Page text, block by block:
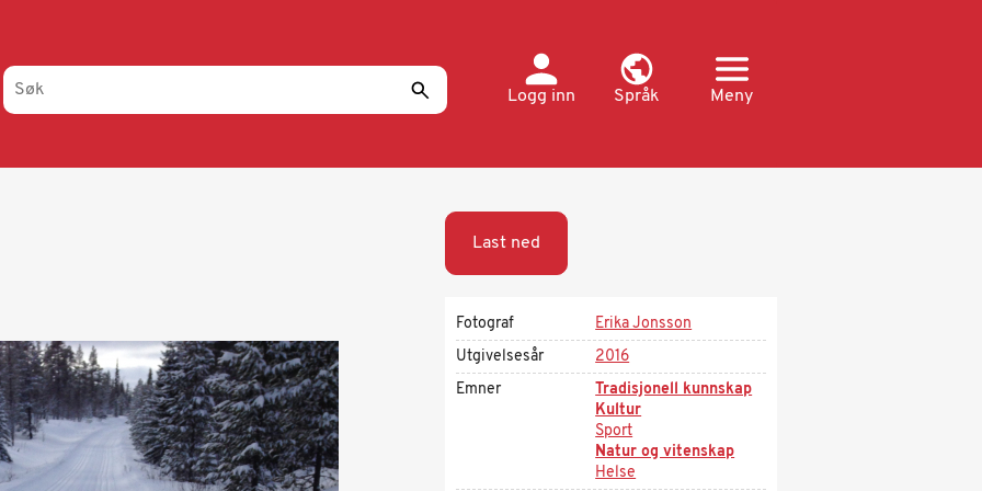
Logg inn
Språk Meny
Last ned
Fotograf
Erika Jonsson
Utgivelsesår
2016
Emner
Tradisjonell kunnskap
Kultur
Sport
Natur og vitenskap
Helse